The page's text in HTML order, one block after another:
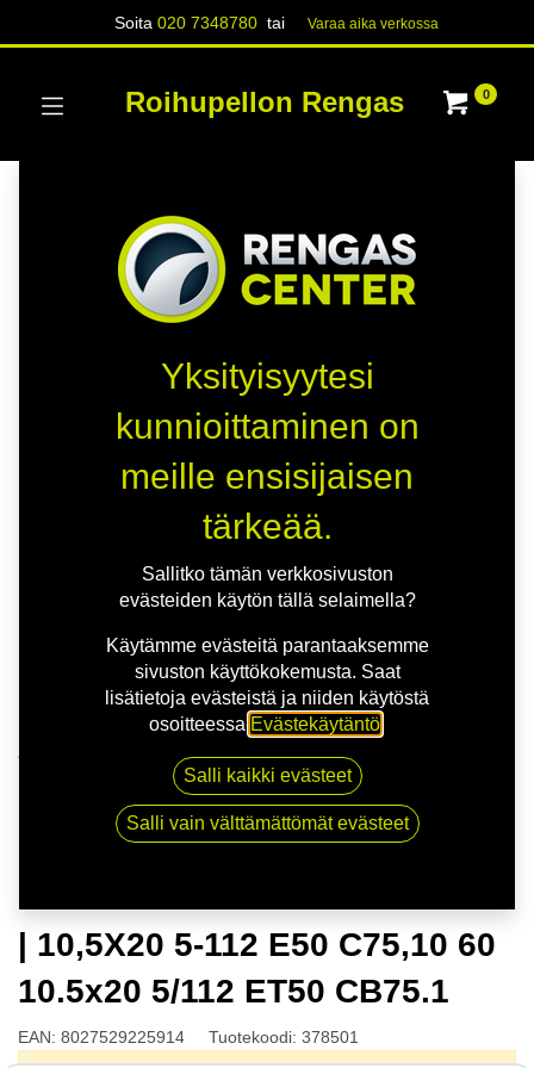
Soita020 7348780 tai Varaa aika verk​​​​ossa
Roihupellon Rengas 0
OZ ESTREMA GT HLT SAT.BLK | 10,5X20 5-112 E50
C75,10 60 10.5x20 5/112 ET50 CB75.1
| 10,5X20 5-112 E50 C75,10 60
10.5x20 5/112 ET50 CB75.1
EAN: 8027529225914 Tuotekoodi: 378501
Yksityisyytesi
kunnioittaminen on
meille ensisijaisen
tärkeää.
Sallitko tämän verkkosivuston
evästeiden käytön tällä selaimella?
Käytämme evästeitä parantaaksemme
sivuston käyttökokemusta. Saat
lisätietoja evästeistä ja niiden käytöstä
osoitteessa Evästekäytäntö
Salli kaikki evästeet
Salli vain välttämättömät evästeet